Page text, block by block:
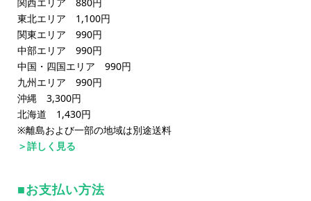
東北エリア 1,100円
関東エリア 990円
中部エリア 990円
中国・四国エリア 990円
九州エリア 990円
沖縄 3,300円
北海道 1,430円
※離島および一部の地域は別途送料
＞詳しく見る
お支払い方法